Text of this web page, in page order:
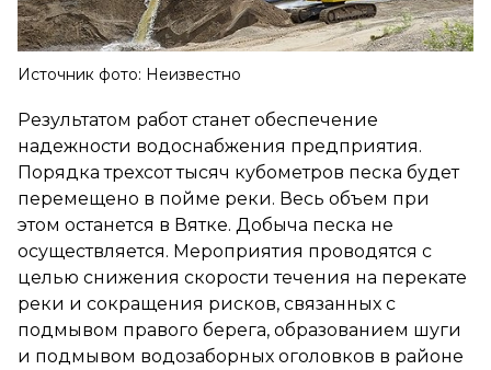
Источник фото: Неизвестно
Результатом работ станет обеспечение
надежности водоснабжения предприятия.
Порядка трехсот тысяч кубометров песка будет
перемещено в пойме реки. Весь объем при
этом останется в Вятке. Добыча песка не
осуществляется. Мероприятия проводятся с
целью снижения скорости течения на перекате
реки и сокращения рисков, связанных с
подмывом правого берега, образованием шуги
и подмывом водозаборных оголовков в районе